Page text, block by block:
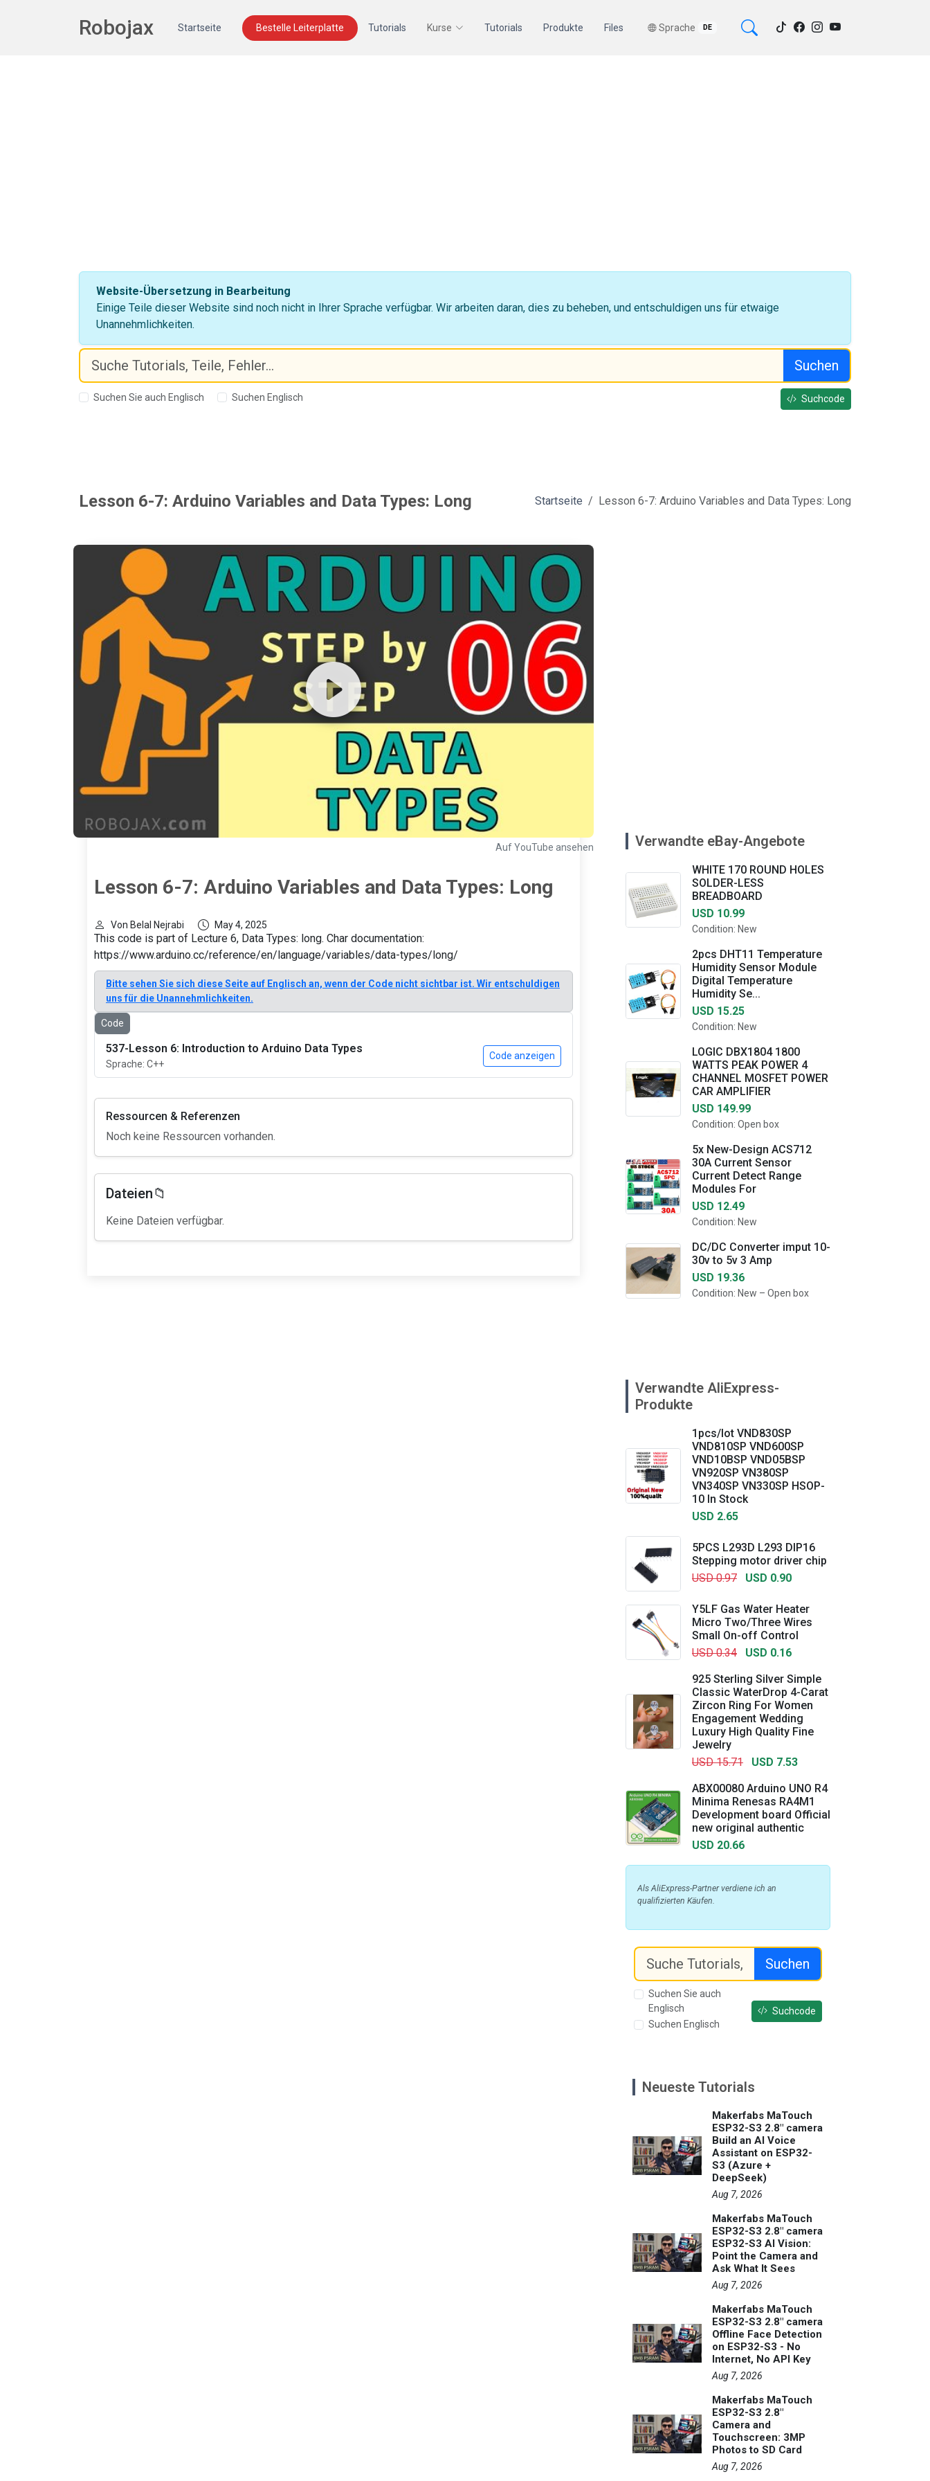
Robojax Startseite Bestelle Leiterplatte Tutorials Kurse Tutorials Produkte Files Sprache DE
Website-Übersetzung in Bearbeitung
Einige Teile dieser Website sind noch nicht in Ihrer Sprache verfügbar. Wir arbeiten daran, dies zu beheben, und entschuldigen uns für etwaige
Unannehmlichkeiten.
Suchen
Suchen Sie auch Englisch Suchen Englisch Suchcode
Lesson 6-7: Arduino Variables and Data Types: Long Startseite Lesson 6-7: Arduino Variables and Data Types: Long
Auf YouTube ansehen
Lesson 6-7: Arduino Variables and Data Types: Long
Von Belal Nejrabi May 4, 2025
This code is part of Lecture 6, Data Types: long. Char documentation:
https://www.arduino.cc/reference/en/language/variables/data-types/long/
Bitte sehen Sie sich diese Seite auf Englisch an, wenn der Code nicht sichtbar ist. Wir entschuldigen
uns für die Unannehmlichkeiten.
Code
537-Lesson 6: Introduction to Arduino Data Types
Sprache: C++
Code anzeigen
Ressourcen & Referenzen
Noch keine Ressourcen vorhanden.
Dateien📁
Keine Dateien verfügbar.
Verwandte eBay-Angebote
WHITE 170 ROUND HOLES
SOLDER-LESS
BREADBOARD
USD 10.99
Condition: New
2pcs DHT11 Temperature
Humidity Sensor Module
Digital Temperature
Humidity Se...
USD 15.25
Condition: New
LOGIC DBX1804 1800
WATTS PEAK POWER 4
CHANNEL MOSFET POWER
CAR AMPLIFIER
USD 149.99
Condition: Open box
5x New-Design ACS712
30A Current Sensor
Current Detect Range
Modules For
USD 12.49
Condition: New
DC/DC Converter imput 10-
30v to 5v 3 Amp
USD 19.36
Condition: New – Open box
Verwandte AliExpress-
Produkte
1pcs/lot VND830SP
VND810SP VND600SP
VND10BSP VND05BSP
VN920SP VN380SP
VN340SP VN330SP HSOP-
10 In Stock
USD 2.65
5PCS L293D L293 DIP16
Stepping motor driver chip
USD 0.97
USD 0.90
Y5LF Gas Water Heater
Micro Two/Three Wires
Small On-off Control
USD 0.34
USD 0.16
925 Sterling Silver Simple
Classic WaterDrop 4-Carat
Zircon Ring For Women
Engagement Wedding
Luxury High Quality Fine
Jewelry
USD 15.71
USD 7.53
ABX00080 Arduino UNO R4
Minima Renesas RA4M1
Development board Official
new original authentic
USD 20.66
Als AliExpress-Partner verdiene ich an
qualifizierten Käufen.
Suchen
Suchen Sie auch
Englisch
Suchen Englisch
Suchcode
Neueste Tutorials
Makerfabs MaTouch
ESP32-S3 2.8" camera
Build an AI Voice
Assistant on ESP32-
S3 (Azure +
DeepSeek)
Aug 7, 2026
Makerfabs MaTouch
ESP32-S3 2.8" camera
ESP32-S3 AI Vision:
Point the Camera and
Ask What It Sees
Aug 7, 2026
Makerfabs MaTouch
ESP32-S3 2.8" camera
Offline Face Detection
on ESP32-S3 - No
Internet, No API Key
Aug 7, 2026
Makerfabs MaTouch
ESP32-S3 2.8"
Camera and
Touchscreen: 3MP
Photos to SD Card
Aug 7, 2026